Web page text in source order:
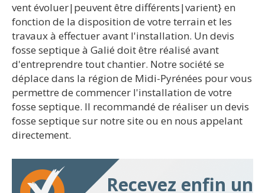
vent évoluer|peuvent être différents|varient} en
fonction de la disposition de votre terrain et les
travaux à effectuer avant l'installation. Un devis
fosse septique à Galié doit être réalisé avant
d'entreprendre tout chantier. Notre société se
déplace dans la région de Midi-Pyrénées pour vous
permettre de commencer l'installation de votre
fosse septique. Il recommandé de réaliser un devis
fosse septique sur notre site ou en nous appelant
directement.
Recevez enfin un